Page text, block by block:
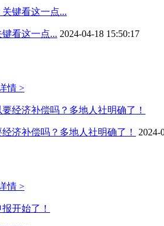
看这一点... 2024-04-18 15:50:17
情 >
济补偿吗？多地人社明确了！
2024-
情 >